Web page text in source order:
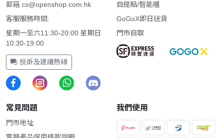
郵箱 cs@openshop.com.hk
客服服務時間:
星期一至六11:30-20:00 星期日
10:30-19:00
投訴及建議熱線
自提點/智能櫃
GoGoX即日送貨
門市自取
常見問題
門市地址
我們使用